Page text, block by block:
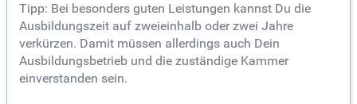
Tipp: Bei besonders guten Leistungen kannst Du die
Ausbildungszeit auf zweieinhalb oder zwei Jahre
verkürzen. Damit müssen allerdings auch Dein
Ausbildungsbetrieb und die zuständige Kammer
einverstanden sein.